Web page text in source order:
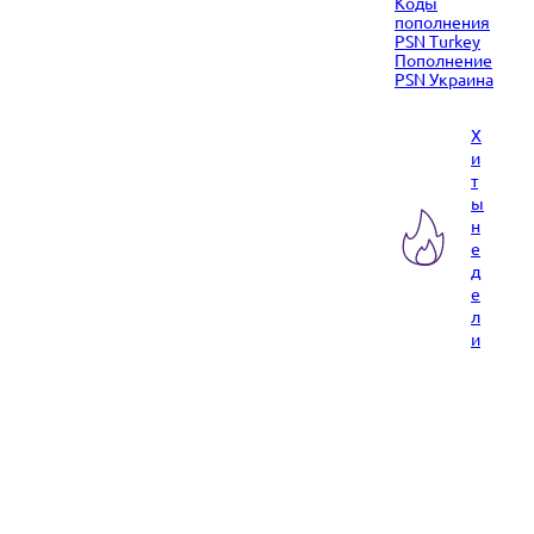
пополнения
PSN Turkey
Пополнение
PSN Украина
Х
и
т
ы
н
е
д
е
л
и